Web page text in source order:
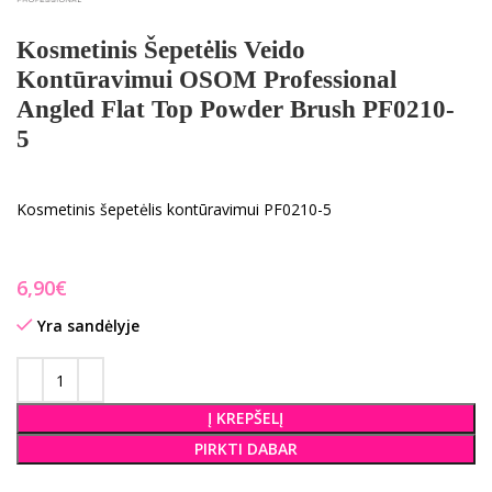
Kosmetinis Šepetėlis Veido
Kontūravimui OSOM Professional
Angled Flat Top Powder Brush PF0210-
5
Kosmetinis šepetėlis kontūravimui PF0210-5
€
Yra sandėlyje
Į KREPŠELĮ
PIRKTI DABAR